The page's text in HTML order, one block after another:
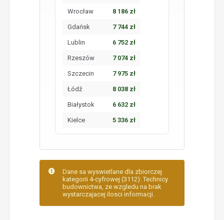
Wrocław 8 186 zł
Gdańsk 7 744 zł
Lublin 6 752 zł
Rzeszów 7 074 zł
Szczecin 7 975 zł
Łódź 8 038 zł
Białystok 6 632 zł
Kielce 5 336 zł
Dane sa wyswietlane dla zbiorczej
kategorii 4-cyfrowej (3112): Technicy
budownictwa, ze wzgledu na brak
wystarczajacej ilosci informacji.